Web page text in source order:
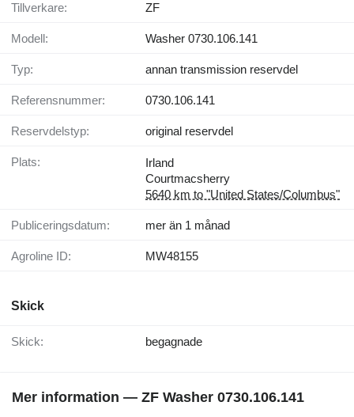
Tillverkare: ZF
Modell: Washer 0730.106.141
Typ: annan transmission reservdel
Referensnummer: 0730.106.141
Reservdelstyp: original reservdel
Plats:
Irland
Courtmacsherry
5640 km to "United States/Columbus"
Publiceringsdatum: mer än 1 månad
Agroline ID: MW48155
Skick
Skick: begagnade
Mer information — ZF Washer 0730.106.141